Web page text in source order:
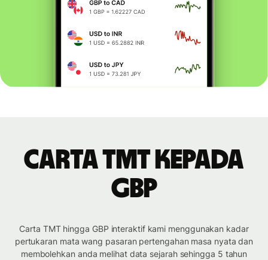
Carta TMT kepada
GBP
Carta TMT hingga GBP interaktif kami menggunakan kadar
pertukaran mata wang pasaran pertengahan masa nyata dan
membolehkan anda melihat data sejarah sehingga 5 tahun